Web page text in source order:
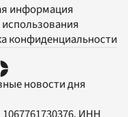
информация
конфиденциальности
новости дня